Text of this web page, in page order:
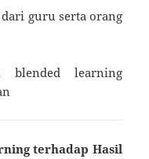
guru serta orang
blended learning
terhadap Hasil